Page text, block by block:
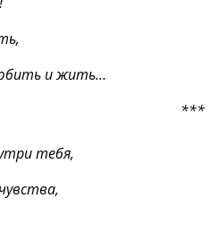
и жить…
***
тебя,